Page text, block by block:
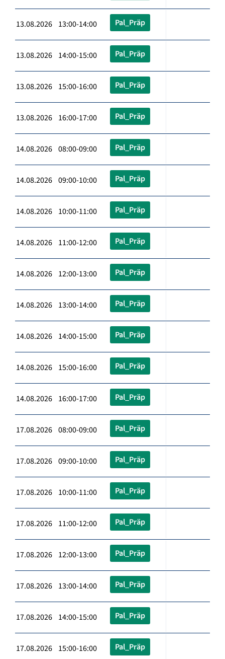
13.08.2026 13:00-14:00 Pal_Präp
13.08.2026 14:00-15:00 Pal_Präp
13.08.2026 15:00-16:00 Pal_Präp
13.08.2026 16:00-17:00 Pal_Präp
14.08.2026 08:00-09:00 Pal_Präp
14.08.2026 09:00-10:00 Pal_Präp
14.08.2026 10:00-11:00 Pal_Präp
14.08.2026 11:00-12:00 Pal_Präp
14.08.2026 12:00-13:00 Pal_Präp
14.08.2026 13:00-14:00 Pal_Präp
14.08.2026 14:00-15:00 Pal_Präp
14.08.2026 15:00-16:00 Pal_Präp
14.08.2026 16:00-17:00 Pal_Präp
17.08.2026 08:00-09:00 Pal_Präp
17.08.2026 09:00-10:00 Pal_Präp
17.08.2026 10:00-11:00 Pal_Präp
17.08.2026 11:00-12:00 Pal_Präp
17.08.2026 12:00-13:00 Pal_Präp
17.08.2026 13:00-14:00 Pal_Präp
17.08.2026 14:00-15:00 Pal_Präp
17.08.2026 15:00-16:00 Pal_Präp